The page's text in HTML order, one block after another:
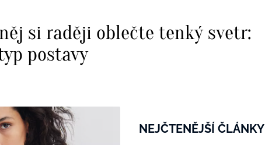
si raději oblečte tenký svetr:
postavy
NEJČTENĚJŠÍ ČLÁNKY